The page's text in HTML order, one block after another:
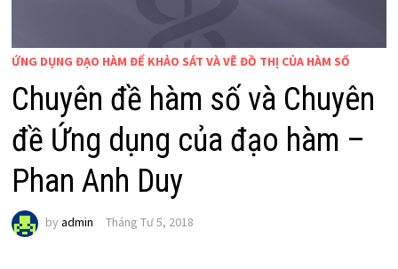
ỨNG DỤNG ĐẠO HÀM ĐỂ KHẢO SÁT VÀ VẼ ĐỒ THỊ CỦA HÀM SỐ
Chuyên đề hàm số và Chuyên
đề Ứng dụng của đạo hàm –
Phan Anh Duy
by admin Tháng Tư 5, 2018